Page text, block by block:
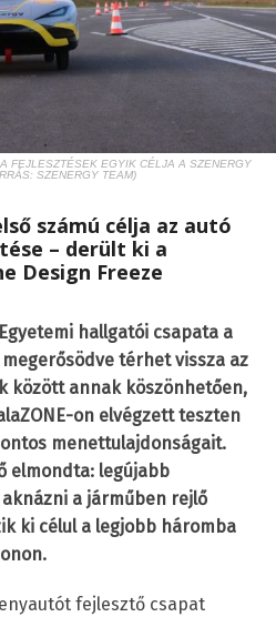
FEJLESZTÉSEK EGYIK CÉLJA A SZENERGY
SZENERGY TEAM)
számú célja az autó
– derült ki a
Design Freeze
hallgatói csapata a
térhet vissza az
között annak köszönhetően,
on elvégzett teszten
menettulajdonságait.
elmondta: legújabb
a járműben rejlő
ki célul a legjobb háromba
fejlesztő csapat